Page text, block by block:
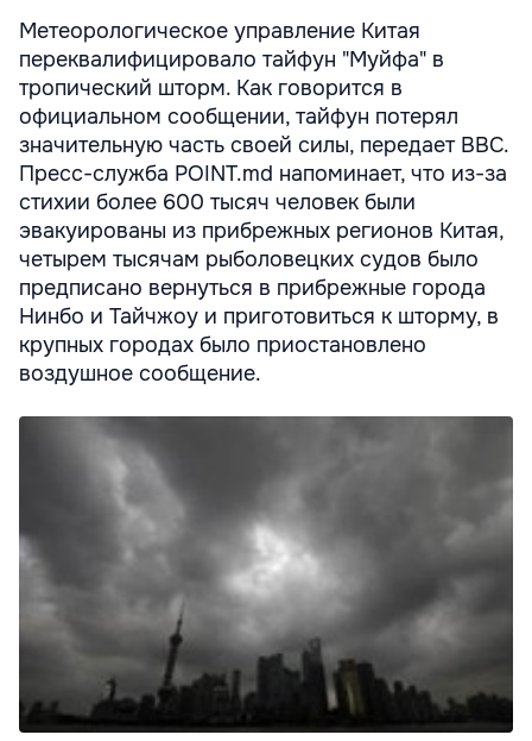
Метеорологическое управление Китая
переквалифицировало тайфун "Муйфа" в
тропический шторм. Как говорится в
официальном сообщении, тайфун потерял
значительную часть своей силы, передает BBC.
Пресс-служба POINT.md напоминает, что из-за
стихии более 600 тысяч человек были
эвакуированы из прибрежных регионов Китая,
четырем тысячам рыболовецких судов было
предписано вернуться в прибрежные города
Нинбо и Тайчжоу и приготовиться к шторму, в
крупных городах было приостановлено
воздушное сообщение.